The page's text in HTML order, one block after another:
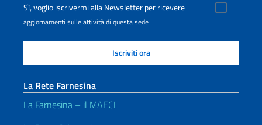
Sì, voglio iscrivermi alla Newsletter per ricevere
aggiornamenti sulle attività di questa sede
La Rete Farnesina
La Farnesina – il MAECI